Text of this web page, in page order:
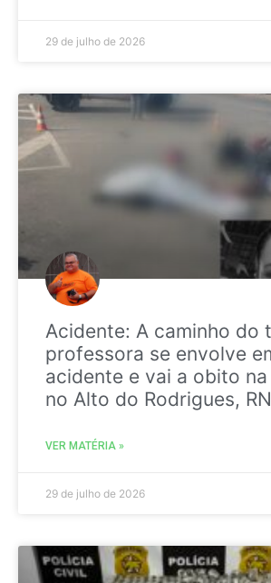
29 de julho de 2026
Acidente: A caminho do
professora se envolve
acidente e vai a obito na
no Alto do Rodrigues, RN
VER MATÉRIA »
29 de julho de 2026